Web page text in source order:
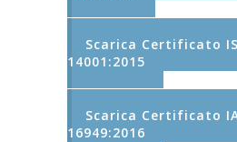
Scarica Certificato
14001:2015
Scarica Certificato
16949:2016